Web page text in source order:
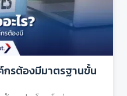
กรต้องมีมาตรฐานขั้น